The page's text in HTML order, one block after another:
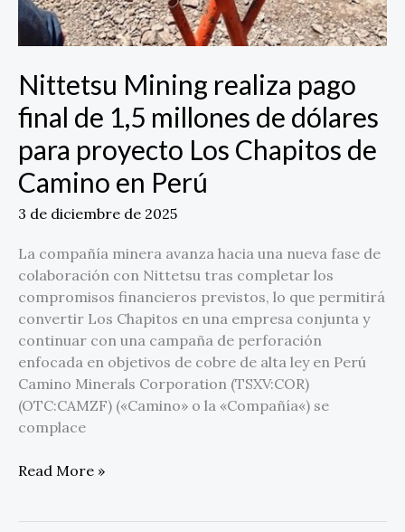
Nittetsu Mining realiza pago
final de 1,5 millones de dólares
para proyecto Los Chapitos de
Camino en Perú
3 de diciembre de 2025
La compañía minera avanza hacia una nueva fase de
colaboración con Nittetsu tras completar los
compromisos financieros previstos, lo que permitirá
convertir Los Chapitos en una empresa conjunta y
continuar con una campaña de perforación
enfocada en objetivos de cobre de alta ley en Perú
Camino Minerals Corporation (TSXV:COR)
(OTC:CAMZF) («Camino» o la «Compañía«) se
complace
Read More »